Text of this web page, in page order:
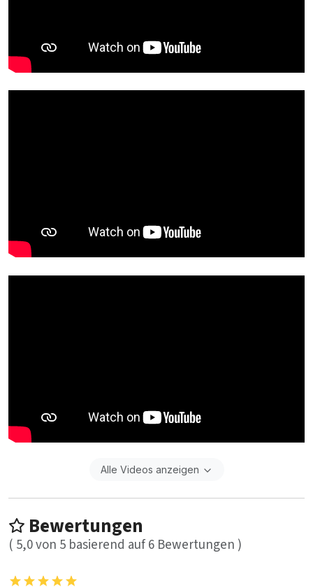
Alle Videos anzeigen
Bewertungen
( 5,0von 5 basierend auf6 Bewertungen )